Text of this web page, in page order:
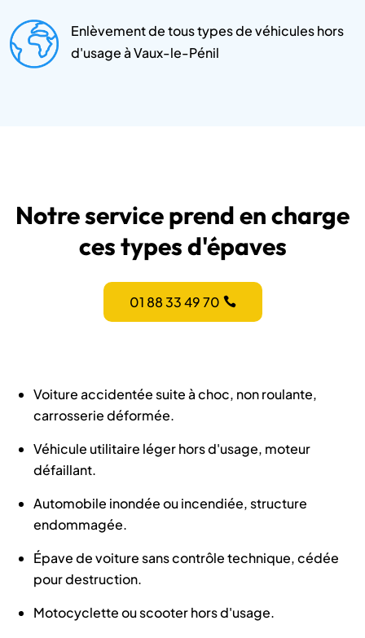
Enlèvement de tous types de véhicules hors
d'usage à Vaux-le-Pénil
Notre service prend en charge
ces types d'épaves
01 88 33 49 70
Voiture accidentée suite à choc, non roulante,
carrosserie déformée.
Véhicule utilitaire léger hors d'usage, moteur
défaillant.
Automobile inondée ou incendiée, structure
endommagée.
Épave de voiture sans contrôle technique, cédée
pour destruction.
Motocyclette ou scooter hors d'usage.